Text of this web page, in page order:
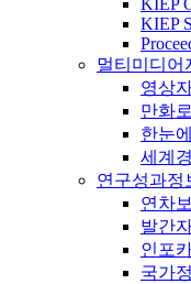
KIEP
멀티미디어
영상
만화
한눈
세계
연구성과정
연차
발간
인포
국가